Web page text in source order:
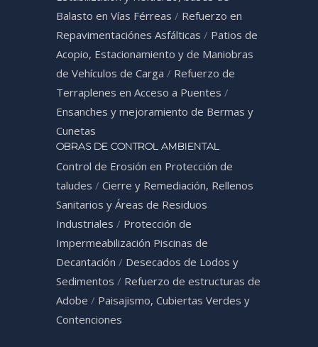
Balasto en Vías Férreas / Refuerzo en
Repavimentaciónes Asfálticas / Patios de
Acopio, Estacionamiento y de Maniobras
de Vehículos de Carga / Refuerzo de
Terraplenes en Acceso a Puentes /
Ensanches y mejoramiento de Bermas y
Cunetas
OBRAS DE CONTROL AMBIENTAL
Control de Erosión en Protección de
taludes / Cierre y Remediación, Rellenos
Sanitarios y Áreas de Residuos
Industriales / Protección de
Impermeabilización Piscinas de
Decantación / Desecados de Lodos y
Sedimentos / Refuerzo de estructuras de
Adobe / Paisajismo, Cubiertas Verdes y
Contenciones